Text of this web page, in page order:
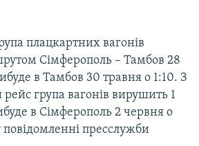
плацкартних вагонів
Сімферополь – Тамбов 28
в Тамбов 30 травня о 1:10. З
група вагонів вирушить 1
в Сімферополь 2 червня о
повідомленні пресслужби